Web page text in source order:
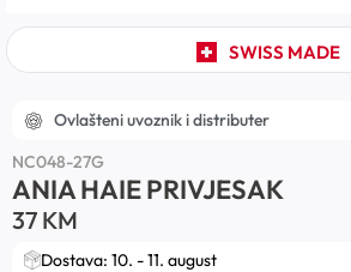
SWISS MADE
Ovlašteni uvoznik i distributer
NC048-27G
ANIA HAIE PRIVJESAK
37 KM
Dostava: 10. - 11. august